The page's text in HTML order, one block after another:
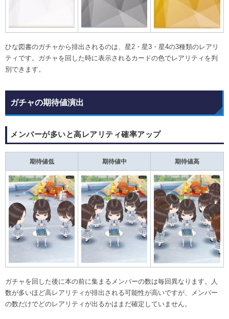
ひな図書のガチャから排出されるのは、星2・星3・星4の3種類のレアリ
ティです。ガチャを回した時に表示されるカードの色でレアリティを判
別できます。
ガチャの期待値演出
メンバーが多いと高レアリティ確率アップ
期待値低 期待値中 期待値高
ガチャを回した後に本の前に集まるメンバーの数は毎回異なります。人
数が多いほど高レアリティが排出される可能性が高いですが、メンバー
の数だけでどのレアリティが出るかはまだ確定していません。